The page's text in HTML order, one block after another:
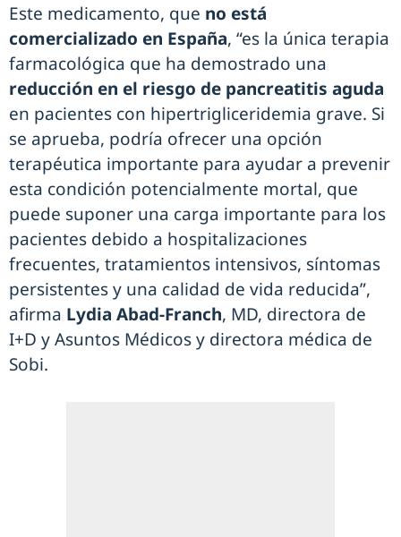
Este medicamento, que no está
comercializado en España, “es la única terapia
farmacológica que ha demostrado una
reducción en el riesgo de pancreatitis aguda
en pacientes con hipertrigliceridemia grave. Si
se aprueba, podría ofrecer una opción
terapéutica importante para ayudar a prevenir
esta condición potencialmente mortal, que
puede suponer una carga importante para los
pacientes debido a hospitalizaciones
frecuentes, tratamientos intensivos, síntomas
persistentes y una calidad de vida reducida”,
afirma Lydia Abad-Franch, MD, directora de
I+D y Asuntos Médicos y directora médica de
Sobi.